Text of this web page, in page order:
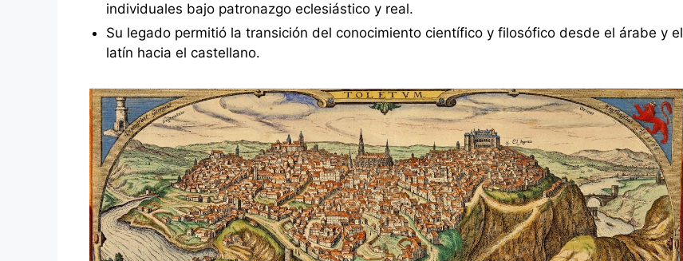
individuales bajo patronazgo eclesiástico y real.
Su legado permitió la transición del conocimiento científico y filosófico desde el árabe y el
latín hacia el castellano.